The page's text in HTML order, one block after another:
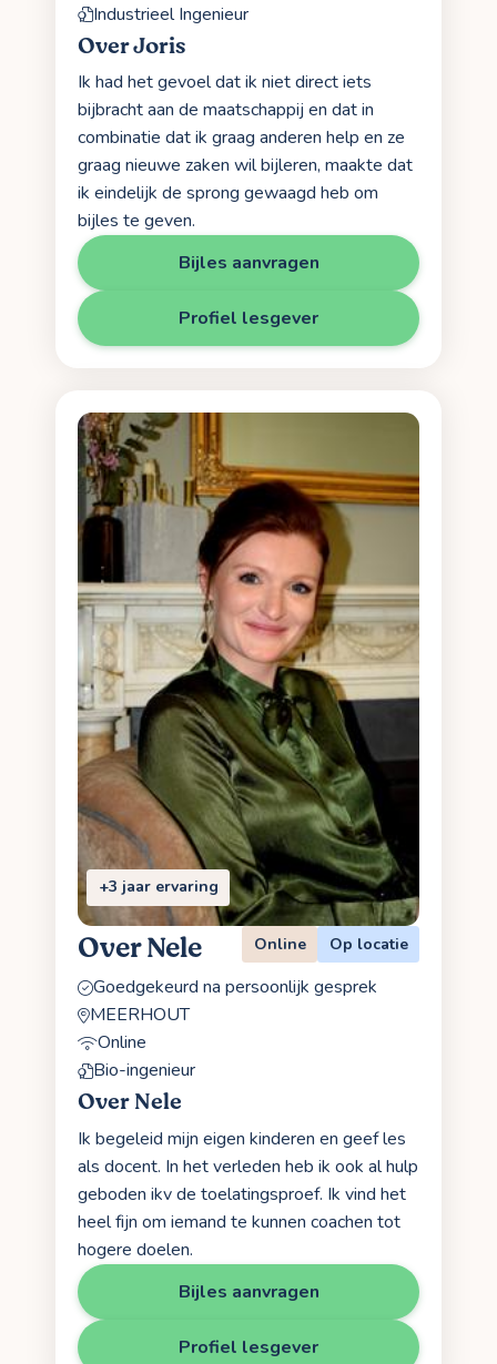
Industrieel Ingenieur
Over Joris
Ik had het gevoel dat ik niet direct iets
bijbracht aan de maatschappij en dat in
combinatie dat ik graag anderen help en ze
graag nieuwe zaken wil bijleren, maakte dat
ik eindelijk de sprong gewaagd heb om
bijles te geven.
Bijles aanvragen
Profiel lesgever
+3 jaar ervaring
Over Nele Online Op locatie
Goedgekeurd na persoonlijk gesprek
MEERHOUT
Online
Bio-ingenieur
Over Nele
Ik begeleid mijn eigen kinderen en geef les
als docent. In het verleden heb ik ook al hulp
geboden ikv de toelatingsproef. Ik vind het
heel fijn om iemand te kunnen coachen tot
hogere doelen.
Bijles aanvragen
Profiel lesgever